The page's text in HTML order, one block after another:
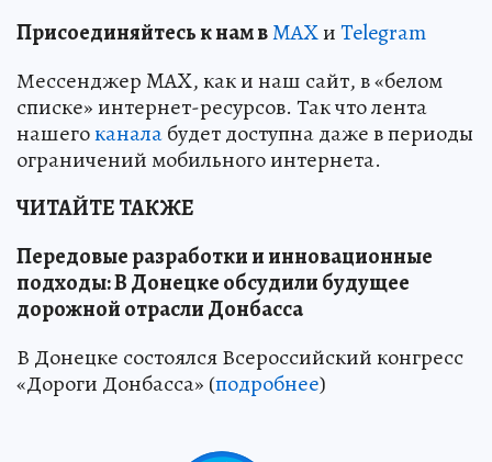
Присоединяйтесь к нам вMAXиTelegram
Мессенджер MAX, как и наш сайт, в «белом
списке» интернет-ресурсов. Так что лента
нашегоканалабудет доступна даже в периоды
ограничений мобильного интернета.
ЧИТАЙТЕ ТАКЖЕ
Передовые разработки и инновационные
подходы: В Донецке обсудили будущее
дорожной отрасли Донбасса
В Донецке состоялся Всероссийский конгресс
«Дороги Донбасса» (подробнее)